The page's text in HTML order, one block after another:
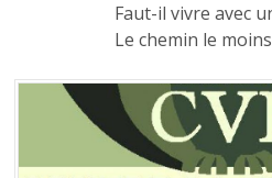
Faut-il vivre avec
Le chemin le